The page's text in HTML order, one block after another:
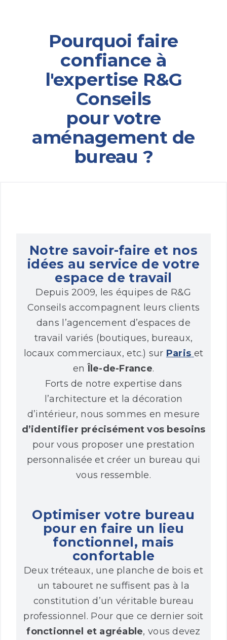
Pourquoi faire
confiance à
l'expertise R&G
Conseils
pour votre
aménagement de
bureau ?
Notre savoir-faire et nos
idées au service de votre
espace de travail
Depuis 2009, les équipes de R&G
Conseils accompagnent leurs clients
dans l’agencement d’espaces de
travail variés (boutiques, bureaux,
locaux commerciaux, etc.) sur Paris et
en Île-de-France.
Forts de notre expertise dans
l’architecture et la décoration
d’intérieur, nous sommes en mesure
d’identifier précisément vos besoins
pour vous proposer une prestation
personnalisée et créer un bureau qui
vous ressemble.
Optimiser votre bureau
pour en faire un lieu
fonctionnel, mais
confortable
Deux tréteaux, une planche de bois et
un tabouret ne suffisent pas à la
constitution d’un véritable bureau
professionnel. Pour que ce dernier soit
fonctionnel et agréable, vous devez